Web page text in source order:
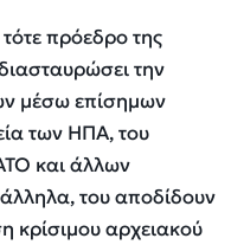
πρόεδρο της
την
μέσω επίσημων
των ΗΠΑ, του
και άλλων
του αποδίδουν
κρίσιμου αρχειακού